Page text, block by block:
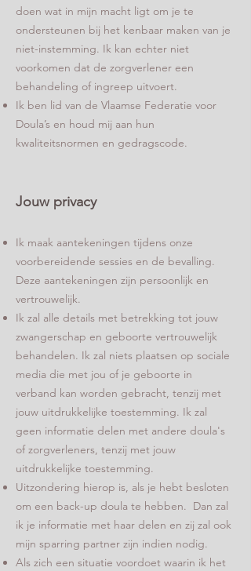
doen wat in mijn macht ligt om je te
ondersteunen bij het kenbaar maken van je
niet-instemming. Ik kan echter niet
voorkomen dat de zorgverlener een
behandeling of ingreep uitvoert.
Ik ben lid van de Vlaamse Federatie voor
Doula’s en houd mij aan hun
kwaliteitsnormen en gedragscode.
Jouw privacy
Ik maak aantekeningen tijdens onze
voorbereidende sessies en de bevalling.
Deze aantekeningen zijn persoonlijk en
vertrouwelijk.
Ik zal alle details met betrekking tot jouw
zwangerschap en geboorte vertrouwelijk
behandelen. Ik zal niets plaatsen op sociale
media die met jou of je geboorte in
verband kan worden gebracht, tenzij met
jouw uitdrukkelijke toestemming. Ik zal
geen informatie delen met andere doula's
of zorgverleners, tenzij met jouw
uitdrukkelijke toestemming.
Uitzondering hierop is, als je hebt besloten
om een back-up doula te hebben. Dan zal
ik je informatie met haar delen en zij zal ook
mijn sparring partner zijn indien nodig.
Als zich een situatie voordoet waarin ik het